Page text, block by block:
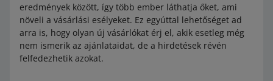
eredmények között, így több ember láthatja őket, ami
növeli a vásárlási esélyeket. Ez egyúttal lehetőséget ad
arra is, hogy olyan új vásárlókat érj el, akik esetleg még
nem ismerik az ajánlataidat, de a hirdetések révén
felfedezhetik azokat.